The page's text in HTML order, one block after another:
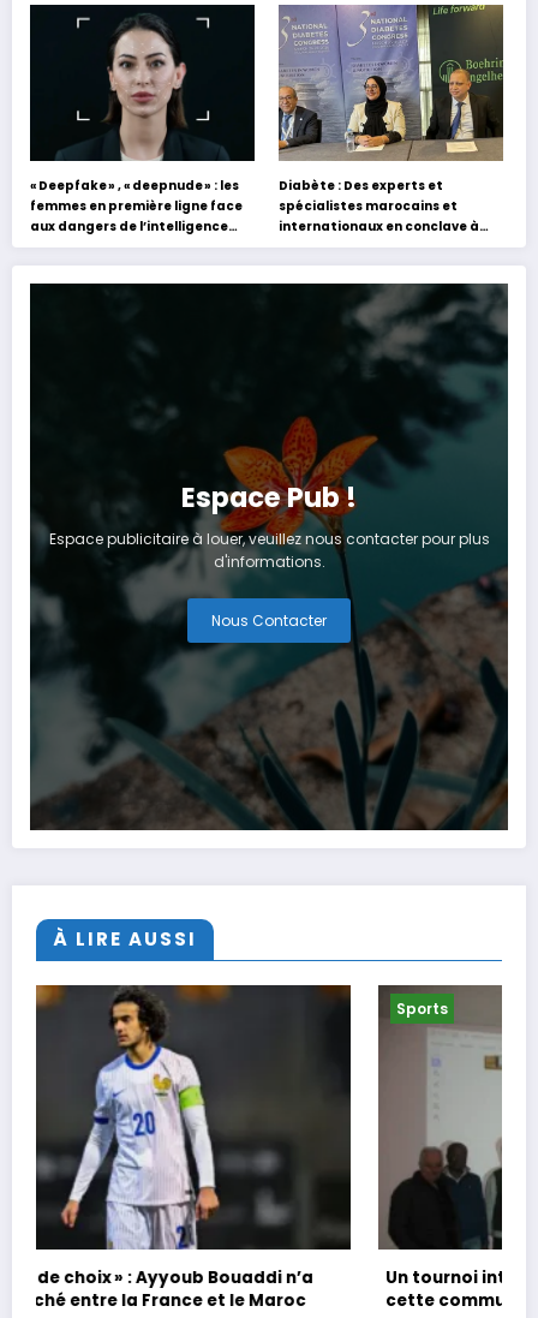
s’appuyant sur le partage des
expériences »
« Deepfake » , « deepnude » : les
femmes en première ligne face
aux dangers de l’intelligence
artificielle
Diabète : Des experts et
spécialistes marocains et
internationaux en conclave à
Tanger
Espace Pub !
Espace publicitaire à louer, veuillez nous contacter pour plus
d'informations.
Nous Contacter
À LIRE AUSSI
Sports
Un tournoi international de foot en marchant dans
cette commune de Loire-Atlantique